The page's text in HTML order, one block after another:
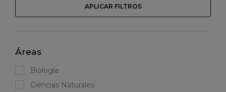
APLICAR FILTROS
Áreas
Biología
Ciencias Naturales